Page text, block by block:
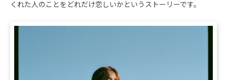
くれた人のことをどれだけ恋しいかというストーリーです。